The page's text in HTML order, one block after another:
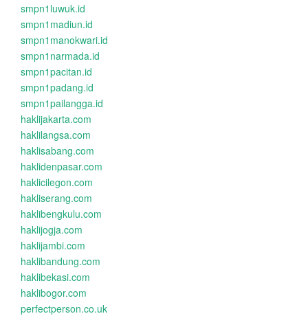
smpn1luwuk.id
smpn1madiun.id
smpn1manokwari.id
smpn1narmada.id
smpn1pacitan.id
smpn1padang.id
smpn1pailangga.id
haklijakarta.com
haklilangsa.com
haklisabang.com
haklidenpasar.com
haklicilegon.com
hakliserang.com
haklibengkulu.com
haklijogja.com
haklijambi.com
haklibandung.com
haklibekasi.com
haklibogor.com
perfectperson.co.uk